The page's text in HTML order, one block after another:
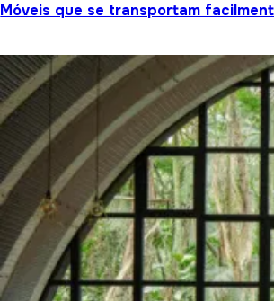
Móveis que se transportam